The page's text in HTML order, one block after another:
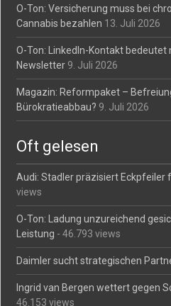
O-Ton: Versicherung muss bei
Cannabis bezahlen 13. Juli 2026
O-Ton: LinkedIn-Kontakt bedeutet
Newsletter 9. Juli 2026
Magazin: Reformpaket –
Bürokratieabbau? 9. Juli 2026
Oft gelesen
Audi: Stadler präzisiert Eckpfeiler
views
O-Ton: Ladung unzureichend
Leistung - 46.793 views
Daimler sucht strategischen
Ingrid van Bergen wettert gegen
46.153 views